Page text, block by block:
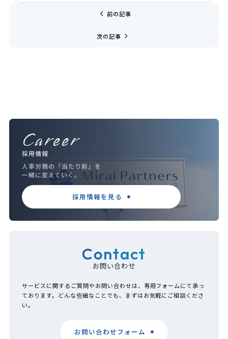
chevron_left 前の記事
次の記事 navigate_next
Career
採用情報
人事労務の「当たり前」を
一緒に変えていく。
採用情報を見る
Contact
お問い合わせ
サービスに関するご質問やお問い合わせは、専用フォームにて承っ
ております。どんな些細なことでも、まずはお気軽にご相談くださ
い。
お問い合わせフォーム